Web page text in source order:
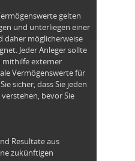
gelten
und unterliegen einer
daher möglicherweise
Jeder Anleger sollte
mithilfe externer
Vermögenswerte für
sicher, dass Sie jeden
bevor Sie
Resultate aus
zukünftigen